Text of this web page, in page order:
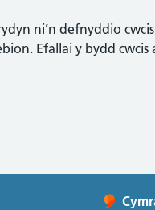
ni’n defnyddio cwcis
Efallai y bydd cwcis